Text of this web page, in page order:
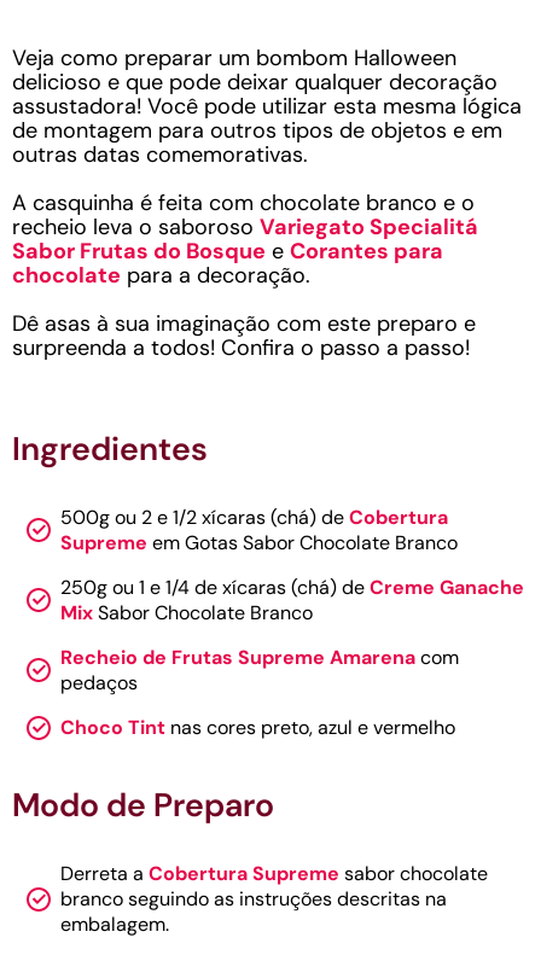
Veja como preparar um bombom Halloween
delicioso e que pode deixar qualquer decoração
assustadora! Você pode utilizar esta mesma lógica
de montagem para outros tipos de objetos e em
outras datas comemorativas.
A casquinha é feita com chocolate branco e o
recheio leva o saboroso Variegato Specialitá
Sabor Frutas do Bosque e Corantes para
chocolate para a decoração.
Dê asas à sua imaginação com este preparo e
surpreenda a todos! Confira o passo a passo!
Ingredientes
500g ou 2 e 1/2 xícaras (chá) deCobertura
Supreme em Gotas Sabor Chocolate Branco
250g ou 1 e 1/4 de xícaras (chá) deCreme Ganache
MixSabor Chocolate Branco
Recheio de Frutas Supreme Amarenacom
pedaços
Choco Tint nas cores preto, azul e vermelho
Modo de Preparo
Derreta a Cobertura Supreme sabor chocolate
branco seguindo as instruções descritas na
embalagem.